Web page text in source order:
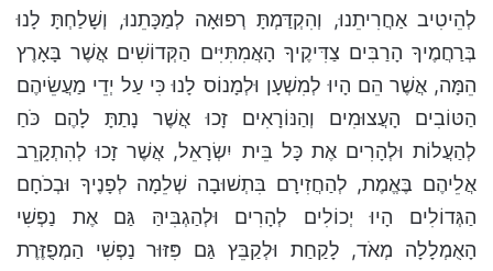
לְהֵיטִיב אַחֲרִיתֵנוּ, וְהִקְדַּמְתָּ רְפוּאָה לְמַכָּתֵנוּ, וְשָׁלַחְתָּ לָנוּ
בְּרַחֲמֶיךָ הָרַבִּים צַדִּיקֶיךָ הָאֲמִתִּיִּים הַקְּדוֹשִׁים אֲשֶׁר בָּאָרֶץ
הֵמָּה, אֲשֶׁר הֵם הָיוּ לְמִשְׁעָן וּלְמָנוֹס לָנוּ כִּי עַל יְדֵי מַעֲשֵׂיהֶם
הַטּוֹבִים הָעֲצוּמִים וְהַנּוֹרָאִים זָכוּ אֲשֶׁר נָתַתָּ לָהֶם כֹּחַ
לְהַעֲלוֹת וּלְהָרִים אֶת כָּל בֵּית יִשְׂרָאֵל, אֲשֶׁר זָכוּ לְהִתְקָרֵב
אֲלֵיהֶם בֶּאֱמֶת, לְהַחֲזִירָם בִּתְשׁוּבָה שְׁלֵמָה לְפָנֶיךָ וּבְכֹחָם
הַגְּדוֹלִים הָיוּ יְכוֹלִים לְהָרִים וּלְהַגְבִּיהַּ גַּם אֶת נַפְשִׁי
הָאֻמְלָלָה מְאֹד, לָקַחַת וּלְקַבֵּץ גַּם פִּזּוּר נַפְשִׁי הַמְפֻזֶּרֶת